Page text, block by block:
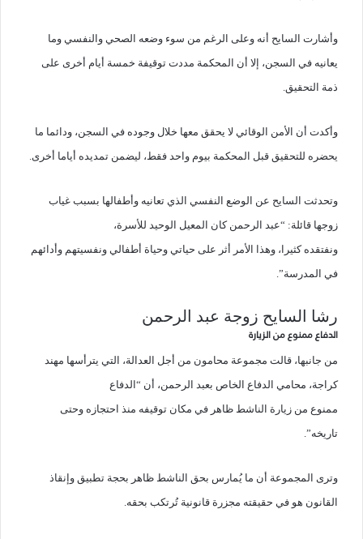
وأشارت السايح أنه وعلى الرغم من سوء وضعه الصحي والنفسي وما
يعانيه في السجن، إلا أن المحكمة مددت توقيفة خمسة أيام أخرى على
ذمة التحقيق.
وأكدت أن الأمن الوقائي لا يحقق معها خلال وجوده في السجن، ودائما ما
يحضره للتحقيق قبل المحكمة بيوم واحد فقط، ليضمن تمديده أياما أخرى.
وتحدثت السايح عن الوضع النفسي الذي تعانيه وأطفالها بسبب غياب
زوجها قائلة: “عبد الرحمن كان المعيل الوحيد للأسرة،
ونفتقده كثيرا، وهذا الأمر أثر على حياتي وحياة أطفالي ونفسيتهم وأدائهم
في المدرسة”.
رشا السايح زوجة عبد الرحمن
الدفاع ممنوع من الزيارة
من جانبها، قالت مجموعة محامون من أجل العدالة، التي يترأسها مهند
كراجة، محامي الدفاع الخاص بعبد الرحمن، أن “الدفاع
ممنوع من زيارة الناشط ظاهر في مكان توقيفه منذ احتجازه وحتى
تاريخه”.
وترى المجموعة أن ما يُمارس بحق الناشط ظاهر بحجة تطبيق وإنقاذ
القانون هو في حقيقته مجزرة قانونية تُرتكب بحقه.